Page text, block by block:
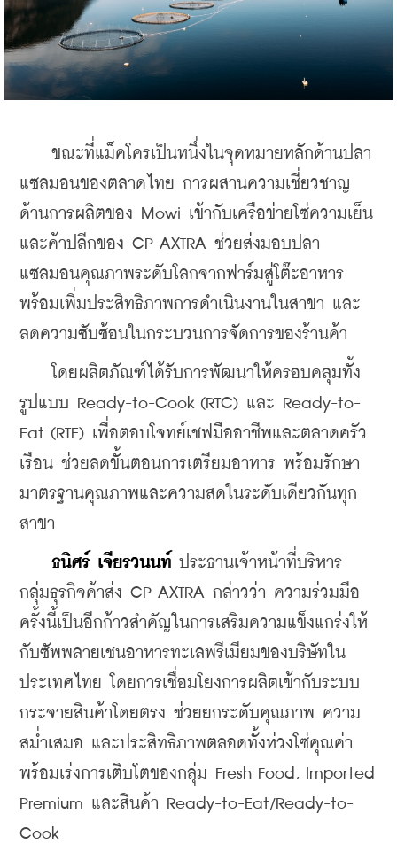
ขณะที่แม็คโครเป็นหนึ่งในจุดหมายหลักด้านปลา
แซลมอนของตลาดไทย การผสานความเชี่ยวชาญ
ด้านการผลิตของ Mowi เข้ากับเครือข่ายโซ่ความเย็น
และค้าปลีกของ CP AXTRA ช่วยส่งมอบปลา
แซลมอนคุณภาพระดับโลกจากฟาร์มสู่โต๊ะอาหาร
พร้อมเพิ่มประสิทธิภาพการดำเนินงานในสาขา และ
ลดความซับซ้อนในกระบวนการจัดการของร้านค้า
โดยผลิตภัณฑ์ได้รับการพัฒนาให้ครอบคลุมทั้ง
รูปแบบ Ready-to-Cook (RTC) และ Ready-to-
Eat (RTE) เพื่อตอบโจทย์เชฟมืออาชีพและตลาดครัว
เรือน ช่วยลดขั้นตอนการเตรียมอาหาร พร้อมรักษา
มาตรฐานคุณภาพและความสดในระดับเดียวกันทุก
สาขา
ธนิศร์ เจียรวนนท์ ประธานเจ้าหน้าที่บริหาร
กลุ่มธุรกิจค้าส่ง CP AXTRA กล่าวว่า ความร่วมมือ
ครั้งนี้เป็นอีกก้าวสำคัญในการเสริมความแข็งแกร่งให้
กับซัพพลายเชนอาหารทะเลพรีเมียมของบริษัทใน
ประเทศไทย โดยการเชื่อมโยงการผลิตเข้ากับระบบ
กระจายสินค้าโดยตรง ช่วยยกระดับคุณภาพ ความ
สม่ำเสมอ และประสิทธิภาพตลอดทั้งห่วงโซ่คุณค่า
พร้อมเร่งการเติบโตของกลุ่ม Fresh Food, Imported
Premium และสินค้า Ready-to-Eat/Ready-to-
Cook